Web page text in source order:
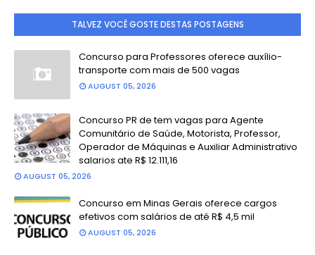
TALVEZ VOCÊ GOSTE DESTAS POSTAGENS
Concurso para Professores oferece auxílio-
transporte com mais de 500 vagas
AUGUST 05, 2026
Concurso PR de tem vagas para Agente
Comunitário de Saúde, Motorista, Professor,
Operador de Máquinas e Auxiliar Administrativo
salarios ate R$ 12.111,16
AUGUST 05, 2026
Concurso em Minas Gerais oferece cargos
efetivos com salários de até R$ 4,5 mil
AUGUST 05, 2026